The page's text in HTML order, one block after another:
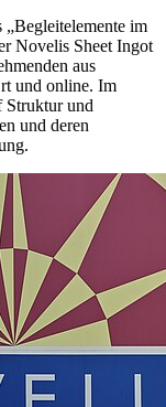
im
Novelis Sheet Ingot
aus
und online. Im
Struktur und
und deren